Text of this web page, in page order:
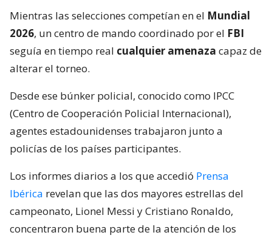
Mientras las selecciones competían en el Mundial
2026, un centro de mando coordinado por el FBI
seguía en tiempo real cualquier amenaza capaz de
alterar el torneo.
Desde ese búnker policial, conocido como IPCC
(Centro de Cooperación Policial Internacional),
agentes estadounidenses trabajaron junto a
policías de los países participantes.
Los informes diarios a los que accedió Prensa
Ibérica revelan que las dos mayores estrellas del
campeonato, Lionel Messi y Cristiano Ronaldo,
concentraron buena parte de la atención de los